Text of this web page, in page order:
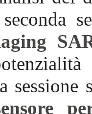
sessione